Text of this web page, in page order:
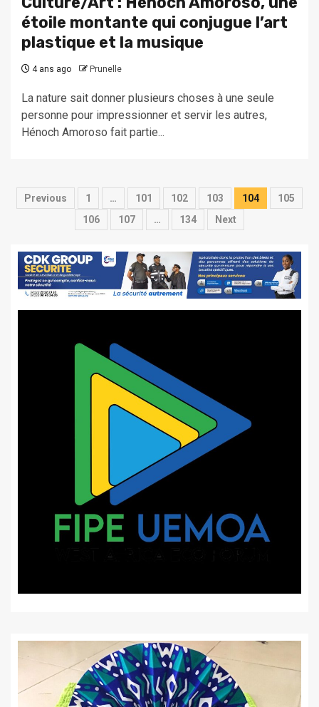
étoile montante qui conjugue l’art
plastique et la musique
4 ans ago Prunelle
La nature sait donner plusieurs choses à une seule
personne pour impressionner et servir les autres,
Hénoch Amoroso fait partie...
Pagination
publications
Previous 1 … 101 102 103 104
105
106
107 … 134 Next